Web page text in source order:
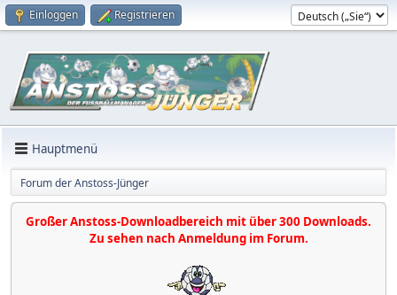
Einloggen Registrieren
Hauptmenü
Forum der Anstoss-Jünger
Großer Anstoss-Downloadbereich mit über 300 Downloads.
Zu sehen nach Anmeldung im Forum.